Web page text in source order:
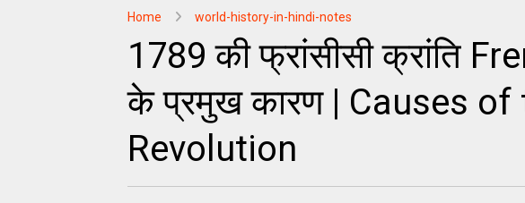
Home world-history-in-hindi-notes
1789 की फ्रांसीसी क्रांति
के प्रमुख कारण | Causes of
Revolution